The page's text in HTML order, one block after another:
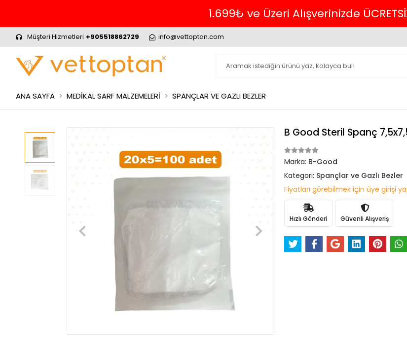
1.699₺ ve Üzeri Alışverinizde
Müşteri Hizmetleri +905518862729 info@vettoptan.com
ANA SAYFA MEDİKAL SARF MALZEMELERİ SPANÇLAR VE GAZLI BEZLER
B Good Steril Spanç
Marka: B-Good
Kategori: Spançlar ve Gazlı Bezler
Fiyatları görebilmek için üye girişi
Hızlı Gönderi Güvenli Alışveriş